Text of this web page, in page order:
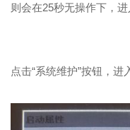
则会在25秒无操作下，进
点击“系统维护”按钮，进